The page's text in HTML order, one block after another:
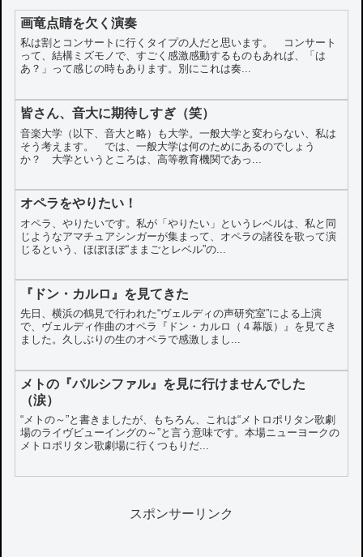
画竜点睛を欠く演奏
私は割とコンサートに行くタイプの人だと思います。 コンサート
って、結構ミズモノで、すごく感激感動するものもあれば、「は
あ？」って感じの時もあります。別にこれは奏...
皆さん、音大に期待しすぎ（笑）
音楽大学（以下、音大と略）も大学。一般大学と変わらない、私は
そう考えます。 では、一般大学は何のためにあるのでしょう
か？ 大学というところは、高等教育機関であっ...
オペラをやりたい！
オペラ、やりたいです。私が「やりたい」というレベルは、私と同
じようなアマチュアシンガーが集まって、オペラの諸役を歌って演
じるという、ほぼほぼ“ままごとレベル”の...
『ドン・カルロ』を見てきた
先日、横浜の鶴見で行われた“ヴェルディの声研究室”による上演
で、ヴェルディ作曲のオペラ『ドン・カルロ（４幕版）』を見てき
ました。久しぶりの生のオペラで感激しまし...
メトの『パルシファル』を見に行けませんでした
（涙）
“メトの～”と書きましたが、もちろん、これは“メトロポリタン歌劇
場のライヴビューイングの～”と言う意味です。本場ニューヨークの
メトロポリタン歌劇場に行くつもりだ...
スポンサーリンク